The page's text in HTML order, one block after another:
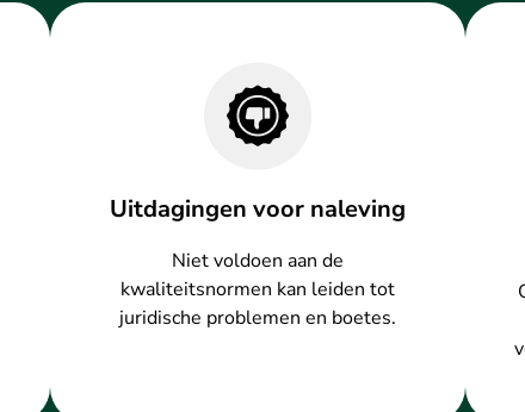
Uitdagingen voor naleving
Niet voldoen aan de
kwaliteitsnormen kan leiden tot
juridische problemen en boetes.